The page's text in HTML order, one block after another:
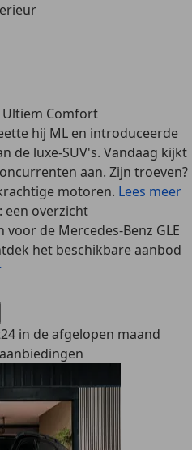
Ultiem Comfort
hij ML en introduceerde
de luxe-SUV's. Vandaag kijkt
aan. Zijn troeven?
motoren. Lees meer
een overzicht
de Mercedes-Benz GLE
het beschikbare aanbod
in de afgelopen maand